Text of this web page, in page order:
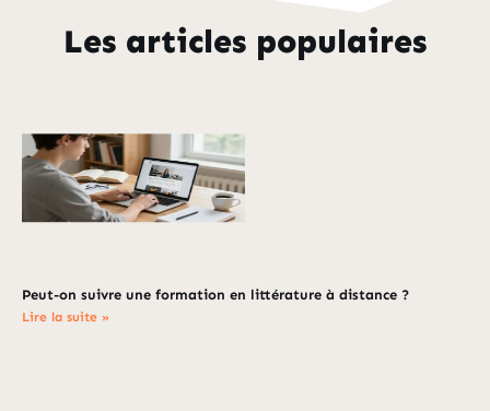
Les articles populaires
Peut-on suivre une formation en littérature à distance ?
Lire la suite »